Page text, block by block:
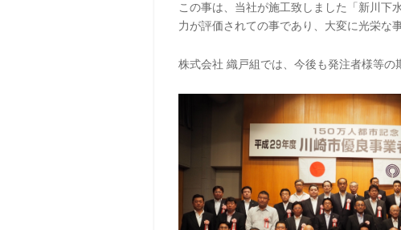
この事は、当社が施工致しました「新川下
力が評価されての事であり、大変に光栄な事
株式会社 織戸組では、今後も発注者様等の